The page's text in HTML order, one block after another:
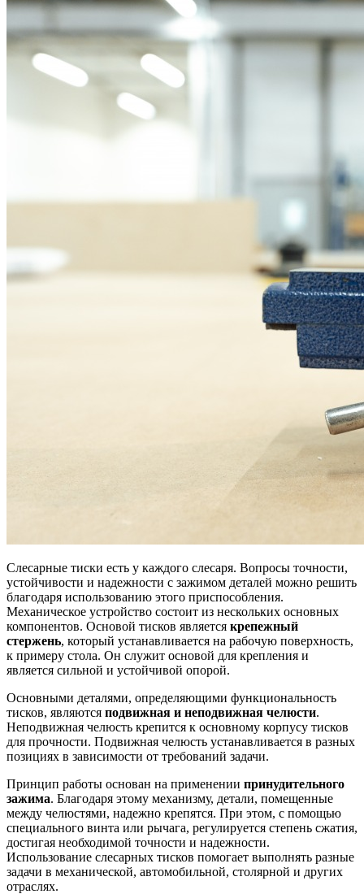
Слесарные тиски есть у каждого слесаря. Вопросы точности,
устойчивости и надежности с зажимом деталей можно решить
благодаря использованию этого приспособления.
Механическое устройство состоит из нескольких основных
компонентов. Основой тисков является крепежный
стержень, который устанавливается на рабочую поверхность,
к примеру стола. Он служит основой для крепления и
является сильной и устойчивой опорой.
Основными деталями, определяющими функциональность
тисков, являются подвижная и неподвижная челюсти.
Неподвижная челюсть крепится к основному корпусу тисков
для прочности. Подвижная челюсть устанавливается в разных
позициях в зависимости от требований задачи.
Принцип работы основан на применении принудительного
зажима. Благодаря этому механизму, детали, помещенные
между челюстями, надежно крепятся. При этом, с помощью
специального винта или рычага, регулируется степень сжатия,
достигая необходимой точности и надежности.
Использование слесарных тисков помогает выполнять разные
задачи в механической, автомобильной, столярной и других
отраслях.